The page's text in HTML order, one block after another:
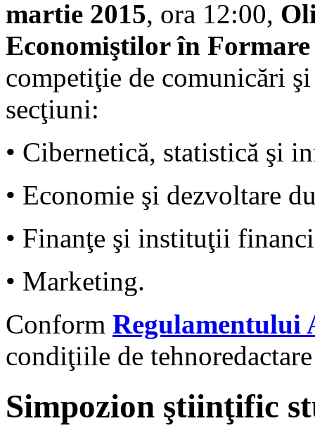
martie 2015, ora 12:00,
Economiştilor în Formare
competiţie de comunicări
secţiuni:
• Cibernetică, statistică şi
• Economie şi dezvoltare
• Finanţe şi instituţii
• Marketing.
Conform Regulamentului
condiţiile de
Simpozion ştiinţific